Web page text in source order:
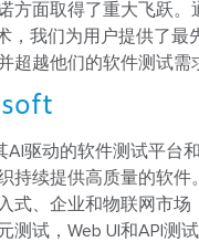
方面取得了重大飞跃。
，我们为用户提供了最
超越他们的软件测试需
AI驱动的软件测试平台
持续提供高质量的软件
式、企业和物联网市场
测试，Web UI和API测